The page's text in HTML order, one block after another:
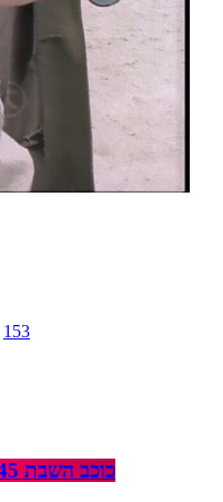
153
כוכב השבת 45 – בריאן פרי + רוקסי מיוזיק